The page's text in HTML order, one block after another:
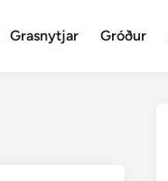
Grasnytjar Gróður